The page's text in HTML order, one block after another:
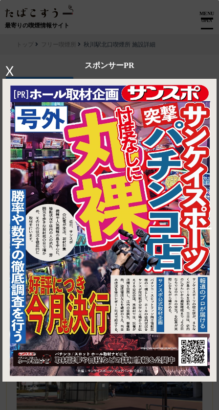
最寄りの喫煙情報サイト
MENU
OPEN
スポンサーPR
X
1
トップ フリー喫煙所 秋川駅北口喫煙所 施設詳細
▶ ルートを見る
フリー喫煙所│秋川駅北口喫煙所
東京都あきる野市秋川１丁目1